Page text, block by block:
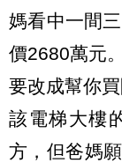
媽看中一間
價2680萬元
要改成幫你
該電梯大樓
方，但爸媽